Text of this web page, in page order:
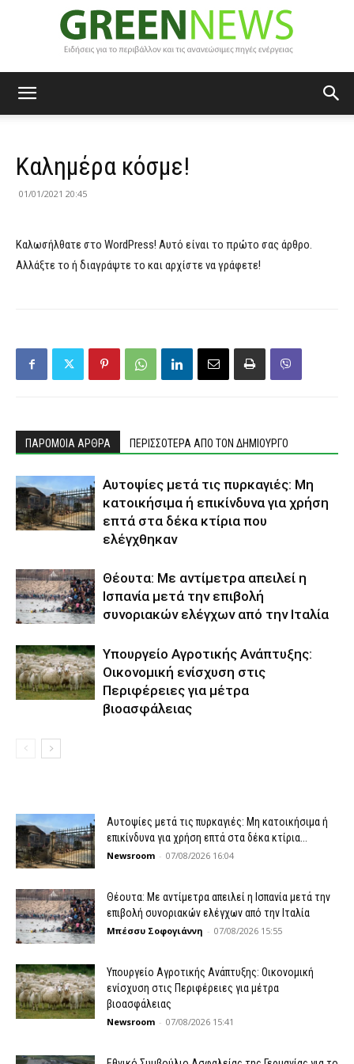
News
Καλημέρα κόσμε!
01/01/2021 20:45
Καλωσήλθατε στο WordPress! Αυτό είναι το πρώτο σας άρθρο.
Αλλάξτε το ή διαγράψτε το και αρχίστε να γράφετε!
ΠΑΡΟΜΟΙΑ ΑΡΘΡΑ ΠΕΡΙΣΣΟΤΕΡΑ ΑΠΟ ΤΟΝ ΔΗΜΙΟΥΡΓΟ
Αυτοψίες μετά τις πυρκαγιές: Μη
κατοικήσιμα ή επικίνδυνα για χρήση
επτά στα δέκα κτίρια που
ελέγχθηκαν
Θέουτα: Με αντίμετρα απειλεί η
Ισπανία μετά την επιβολή
συνοριακών ελέγχων από την Ιταλία
Υπουργείο Αγροτικής Ανάπτυξης:
Οικονομική ενίσχυση στις
Περιφέρειες για μέτρα
βιοασφάλειας
Αυτοψίες μετά τις πυρκαγιές: Μη κατοικήσιμα ή
επικίνδυνα για χρήση επτά στα δέκα κτίρια...
Newsroom - 07/08/2026 16:04
Θέουτα: Με αντίμετρα απειλεί η Ισπανία μετά την
επιβολή συνοριακών ελέγχων από την Ιταλία
Μπέσσυ Σοφογιάννη - 07/08/2026 15:55
Υπουργείο Αγροτικής Ανάπτυξης: Οικονομική
ενίσχυση στις Περιφέρειες για μέτρα
βιοασφάλειας
Newsroom - 07/08/2026 15:41